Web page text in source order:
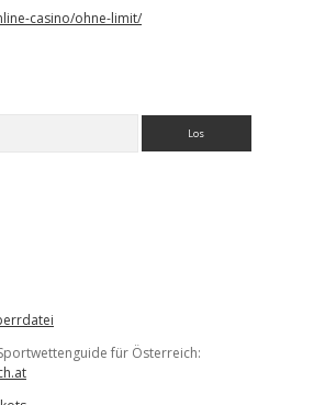
casino/ohne-limit/
für Österreich: